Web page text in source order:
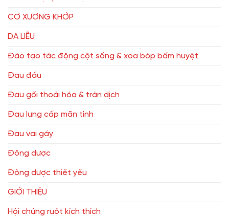
CƠ XƯƠNG KHỚP
DA LIỄU
Đào tạo tác động cột sống & xoa bóp bấm huyệt
Đau đầu
Đau gối thoái hóa & tràn dịch
Đau lưng cấp mãn tính
Đau vai gáy
Đông dược
Đông dược thiết yếu
GIỚI THIỆU
Hội chứng ruột kích thích